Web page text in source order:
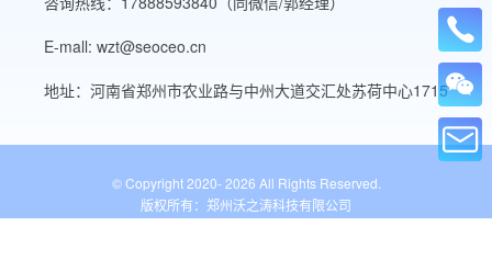
E-mall: wzt@seoceo.cn
地址：河南省郑州市农业路与中州大道交汇处苏荷中心1715
© Copyright 2020-2026 All Rights Reserved.
版权所有：郑州沃之涛科技有限公司